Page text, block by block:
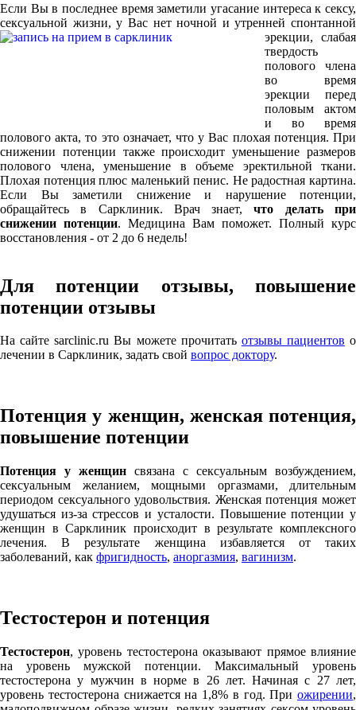
Если Вы в последнее время заметили угасание интереса к сексу,
сексуальной жизни, у Вас нет ночной и утренней спонтанной
эрекции, слабая
твердость
полового члена
во время
эрекции перед
половым актом
и во время
полового акта, то это означает, что у Вас плохая потенция. При
снижении потенции также происходит уменьшение размеров
полового члена, уменьшение в объеме эректильной ткани.
Плохая потенция плюс маленький пенис. Не радостная картина.
Если Вы заметили снижение и нарушение потенции,
обращайтесь в Сарклиник. Врач знает,что делать при
снижении потенции. Медицина Вам поможет. Полный курс
восстановления - от 2 до 6 недель!
Для потенции отзывы, повышение
потенции отзывы
На сайте sarclinic.ru Вы можете прочитать отзывы пациентов о
лечении в Сарклиник, задать свой вопрос доктору.
Потенция у женщин, женская потенция,
повышение потенции
Потенция у женщин связана с сексуальным возбуждением,
сексуальным желанием, мощными оргазмами, длительным
периодом сексуального удовольствия. Женская потенция может
удушаться из-за стрессов и усталости. Повышение потенции у
женщин в Сарклиник происходит в результате комплексного
лечения. В результате женщина избавляется от таких
заболеваний, как фригидность, аноргазмия, вагинизм.
Тестостерон и потенция
Тестостерон, уровень тестостерона оказывают прямое влияние
на уровень мужской потенции. Максимальный уровень
тестостерона у мужчин в норме в 26 лет. Начиная с 27 лет,
уровень тестостерона снижается на 1,8% в год. При ожирении,